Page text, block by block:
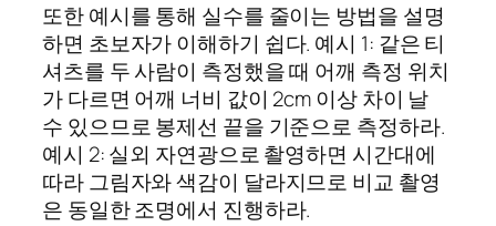
또한 예시를 통해 실수를 줄이는 방법을 설명
하면 초보자가 이해하기 쉽다. 예시 1: 같은 티
셔츠를 두 사람이 측정했을 때 어깨 측정 위치
가 다르면 어깨 너비 값이 2cm 이상 차이 날
수 있으므로 봉제선 끝을 기준으로 측정하라.
예시 2: 실외 자연광으로 촬영하면 시간대에
따라 그림자와 색감이 달라지므로 비교 촬영
은 동일한 조명에서 진행하라.